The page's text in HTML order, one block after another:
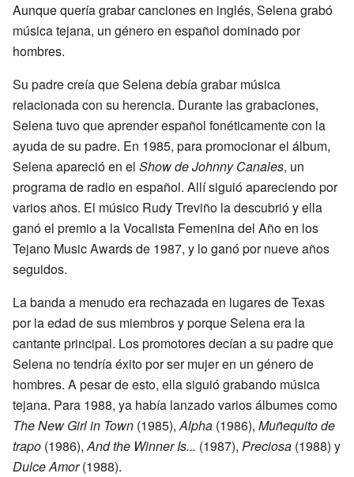
Aunque quería grabar canciones en inglés, Selena grabó
música tejana, un género en español dominado por
hombres.
Su padre creía que Selena debía grabar música
relacionada con su herencia. Durante las grabaciones,
Selena tuvo que aprender español fonéticamente con la
ayuda de su padre. En 1985, para promocionar el álbum,
Selena apareció en el Show de Johnny Canales, un
programa de radio en español. Allí siguió apareciendo por
varios años. El músico Rudy Treviño la descubrió y ella
ganó el premio a la Vocalista Femenina del Año en los
Tejano Music Awards de 1987, y lo ganó por nueve años
seguidos.
La banda a menudo era rechazada en lugares de Texas
por la edad de sus miembros y porque Selena era la
cantante principal. Los promotores decían a su padre que
Selena no tendría éxito por ser mujer en un género de
hombres. A pesar de esto, ella siguió grabando música
tejana. Para 1988, ya había lanzado varios álbumes como
The New Girl in Town (1985),Alpha (1986), Muñequito de
trapo (1986),And the Winner Is... (1987), Preciosa (1988) y
Dulce Amor(1988).